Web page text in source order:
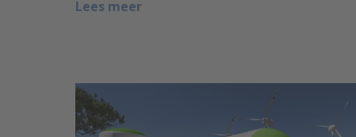
Lees meer